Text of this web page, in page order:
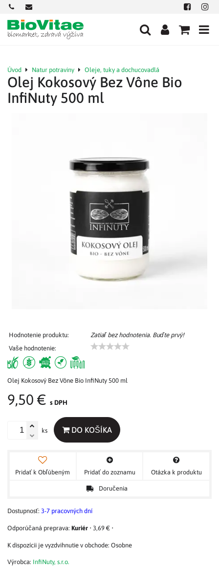
+421
901
712
584
office@biovitae.sk Facebook
Úvod Natur potraviny Oleje, tuky a dochucovadlá
Olej Kokosový Bez Vône Bio
InfiNuty 500 ml
Hodnotenie produktu:
Zatiaľ bez hodnotenia. Buďte prvý!
Vaše hodnotenie:
Olej Kokosový Bez Vône Bio InfiNuty 500 ml
9,50 € s DPH
ks DO KOŠÍKA
Pridať k Obľúbeným Pridať do zoznamu Otázka k produktu
Doručenia
Dostupnosť: 3-7 pracovných dní
Kuriér • 3,69 € •
Osobne
Výrobca: InfiNuty, s.r.o.